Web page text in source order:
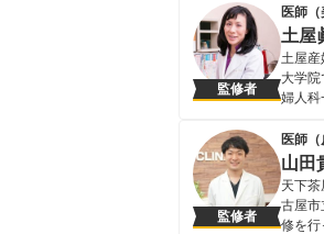
中。
藤
監修者
医師（
土屋
土屋産
大学
婦人科
学（池
土
監修者
医師（
山田
天下
古屋
修を行